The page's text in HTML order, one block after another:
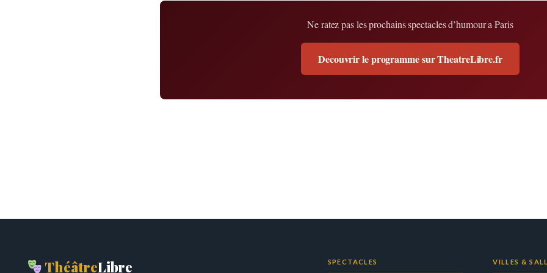
Ne ratez pas les prochains spectacles d’humour a Paris
Decouvrir le programme sur TheatreLibre.fr
ThéâtreLibre SPECTACLES VILLES &